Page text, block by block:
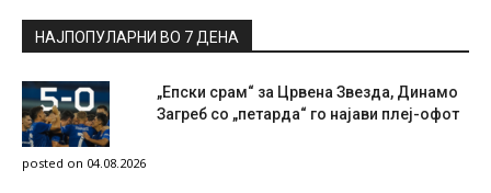
НАЈПОПУЛАРНИ ВО 7 ДЕНА
„Епски срам“ за Црвена Звезда, Динамо
Загреб со „петарда“ го најави плеј-офот
posted on 04.08.2026